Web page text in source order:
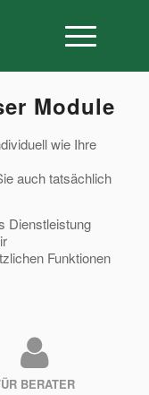
Module
wie Ihre
auch tatsächlich
Dienstleistung
Funktionen
BERATER